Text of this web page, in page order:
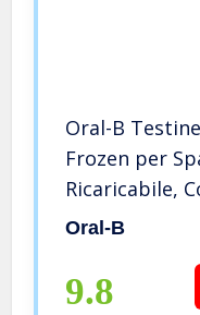
Oral-B
Frozen per
Ricaricabile,
Oral-B
9.8